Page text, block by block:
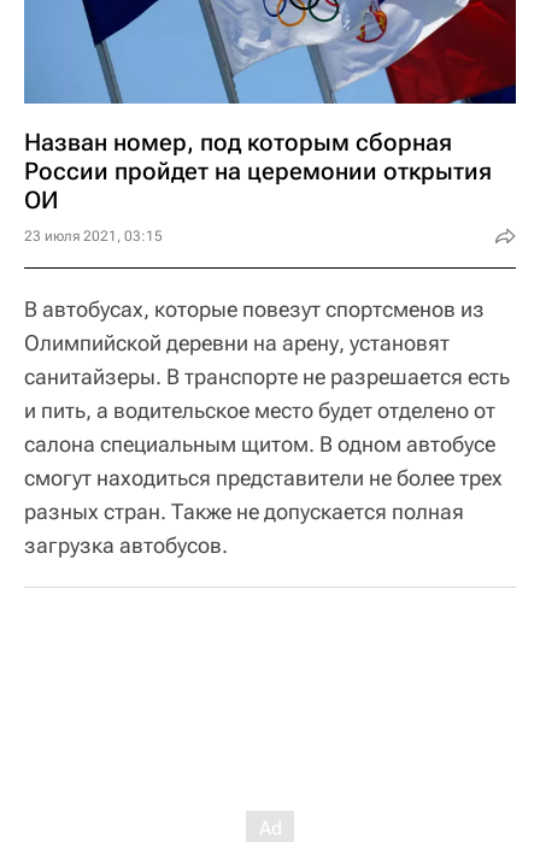
Назван номер, под которым сборная
России пройдет на церемонии открытия
ОИ
23 июля 2021, 03:15
В автобусах, которые повезут спортсменов из
Олимпийской деревни на арену, установят
санитайзеры. В транспорте не разрешается есть
и пить, а водительское место будет отделено от
салона специальным щитом. В одном автобусе
смогут находиться представители не более трех
разных стран. Также не допускается полная
загрузка автобусов.